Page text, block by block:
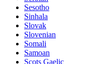
Sesotho
Sinhala
Slovak
Slovenian
Somali
Samoan
Scots Gaelic